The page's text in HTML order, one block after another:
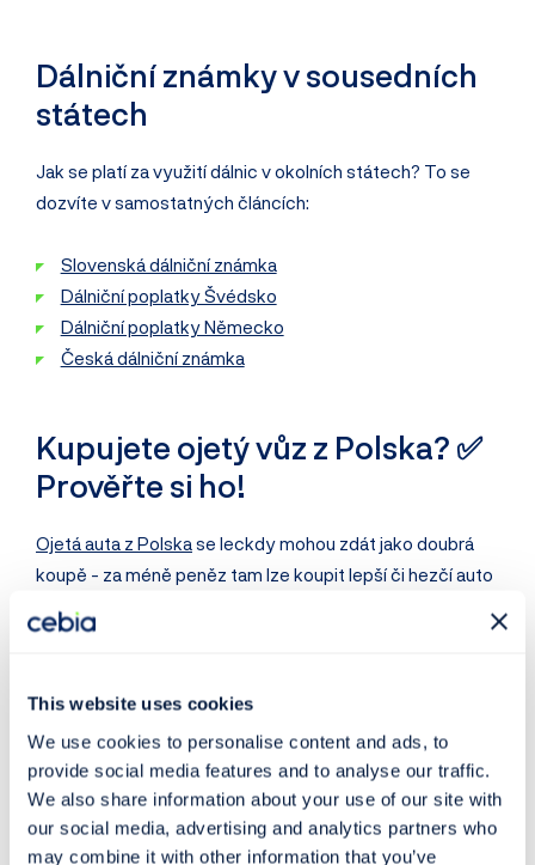
This website uses cookies
We use cookies to personalise content and ads, to
provide social media features and to analyse our traffic.
We also share information about your use of our site with
our social media, advertising and analytics partners who
may combine it with other information that you’ve
Dálniční známky v sousedních
státech
Jak se platí za využití dálnic v okolních státech? To se
dozvíte v samostatných článcích:
Slovenská dálniční známka
Dálniční poplatky Švédsko
Dálniční poplatky Německo
Česká dálniční známka
Kupujete ojetý vůz z Polska? ✅
Prověřte si ho!
Ojetá auta z Polskase leckdy mohou zdát jako doubrá
koupě - za méně peněz tam lze koupit lepší či hezčí auto
než třeba
takových vozů narazí na nějaký háček. Krásným
a se stočeným tachometrem
I vozy nabízené v Polsku lze naštěstí jednoduše
prověřit
on-linena webuCebia.com, kde lze prověřit celou řadu
informací: